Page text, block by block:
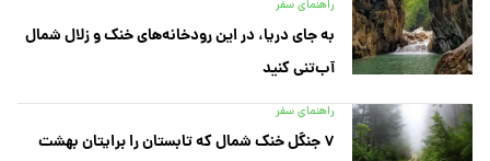
راهنمای سفر
به جای دریا، در این رودخانه‌های خنک و زلال شمال
آب‌تنی کنید
راهنمای سفر
۷ جنگل خنک شمال که تابستان را برایتان بهشت